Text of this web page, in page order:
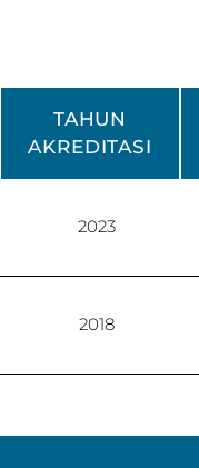
TAHUN
AKREDITASI
2023
2018